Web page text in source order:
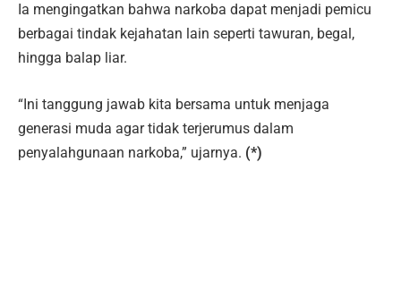
Ia mengingatkan bahwa narkoba dapat menjadi pemicu
berbagai tindak kejahatan lain seperti tawuran, begal,
hingga balap liar.
“Ini tanggung jawab kita bersama untuk menjaga
generasi muda agar tidak terjerumus dalam
penyalahgunaan narkoba,” ujarnya. (*)